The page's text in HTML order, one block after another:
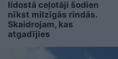
lidostā ceļotāji šodien
nīkst milzīgās rindās.
Skaidrojam, kas
atgadījies